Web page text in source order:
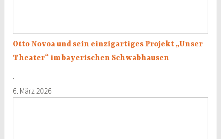
Schwabhausen
Otto Novoa und sein einzigartiges Projekt „Unser
Theater“ im bayerischen Schwabhausen
·
6. März 2026